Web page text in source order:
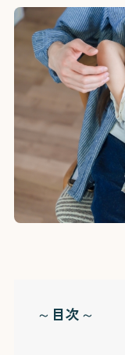
～目次～